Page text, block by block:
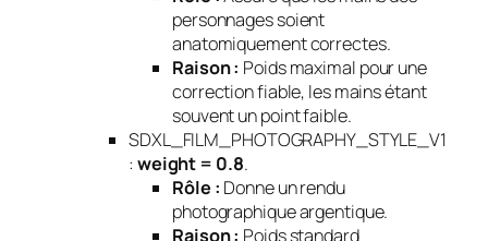
personnages soient
anatomiquement correctes.
Raison : Poids maximal pour une
correction fiable, les mains étant
souvent un point faible.
SDXL_FILM_PHOTOGRAPHY_STYLE_V1
: weight = 0.8.
Rôle : Donne un rendu
photographique argentique.
Raison : Poids standard